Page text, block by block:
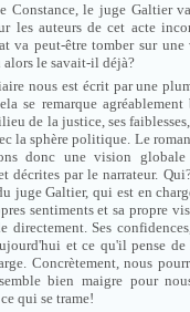
Constance, le juge Galtier
les auteurs de cet acte
va peut-être tomber sur
le savait-il déjà?
nous est écrit par une
se remarque
de la justice, ses faiblesses,
la sphère politique. Le
donc une vision globale
décrites par le narrateur.
juge Galtier, qui est en
sentiments et sa propre
directement. Ses
et ce qu'il pense
Concrètement, nous
bien maigre pour
qui se trame!